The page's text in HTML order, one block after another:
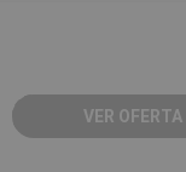
VER OFERTA